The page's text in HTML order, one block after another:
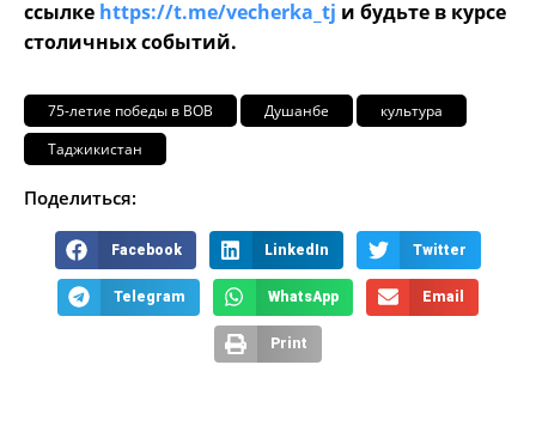
ссылке https://t.me/vecherka_tj и будьте в курсе
столичных событий.
75-летие победы в ВОВ Душанбе
культура
Таджикистан
Поделиться:
Facebook LinkedIn Twitter
Telegram WhatsApp Email
Print